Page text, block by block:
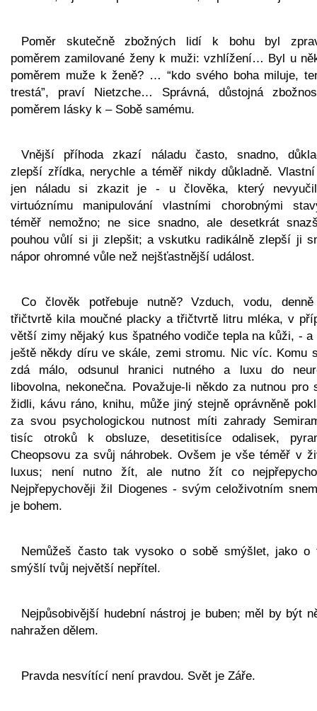
Poměr skutečně zbožných lidí k bohu byl
poměrem zamilované ženy k muži: vzhlížení… Byl u
poměrem muže k ženě? … “kdo svého boha miluje,
trestá”, praví Nietzche… Správná, důstojná
poměrem lásky k – Sobě samému.
Vnější příhoda zkazí náladu často, snadno,
zlepší zřídka, nerychle a téměř nikdy důkladně.
jen náladu si zkazit je - u člověka, který
virtuóznímu manipulování vlastními chorobnými
téměř nemožno; ne sice snadno, ale desetkrát
pouhou vůlí si ji zlepšit; a vskutku radikálně zlepší ji
nápor ohromné vůle než nejšťastnější událost.
Co člověk potřebuje nutně? Vzduch, vodu,
třičtvrtě kila moučné placky a třičtvrtě litru mléka, v
větší zimy nějaký kus špatného vodiče tepla na kůži, - a
ještě někdy díru ve skále, zemi stromu. Nic víc. Komu
zdá málo, odsunul hranici nutného a luxu do
libovolna, nekonečna. Považuje-li někdo za nutnou pro
židli, kávu ráno, knihu, může jiný stejně oprávněně
za svou psychologickou nutnost míti zahrady
tisíc otroků k obsluze, desetitisíce odalisek,
Cheopsovu za svůj náhrobek. Ovšem je vše téměř v
luxus; není nutno žít, ale nutno žít co
Nejpřepychověji žil Diogenes - svým celoživotním
je bohem.
Nemůžeš často tak vysoko o sobě smýšlet, jako o
smýšlí tvůj největší nepřítel.
Nejpůsobivější hudební nástroj je buben; měl by být
nahražen dělem.
Pravda nesvítící není pravdou. Svět je Záře.